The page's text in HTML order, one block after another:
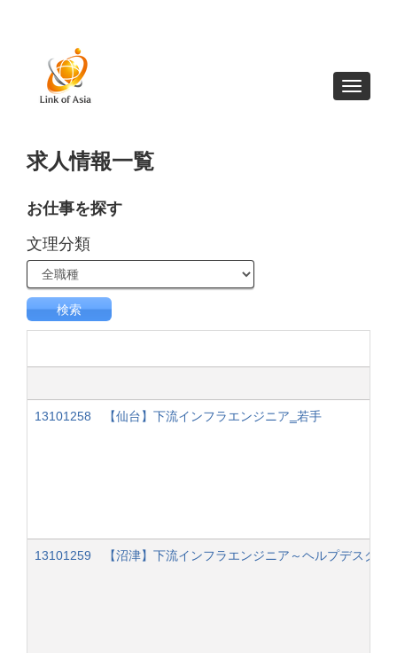
Toggle
求人情報一覧
お仕事を探す​
文理分類
13101258 【仙台】下流インフラエンジニア‗若手
13101259 【沼津】下流インフラエンジニア～ヘルプデスク・